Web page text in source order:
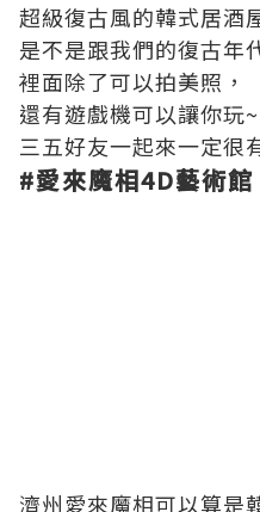
超級復古風的韓式居酒
是不是跟我們的復古年
裡面除了可以拍美照，
還有遊戲機可以讓你玩~
三五好友一起來一定很
#愛來魔相4D藝術館
濟州愛來魔相可以算是